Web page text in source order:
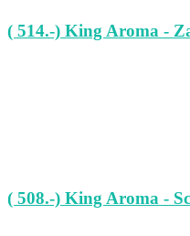
( 514.-) King Aroma -
( 508.-) King Aroma -